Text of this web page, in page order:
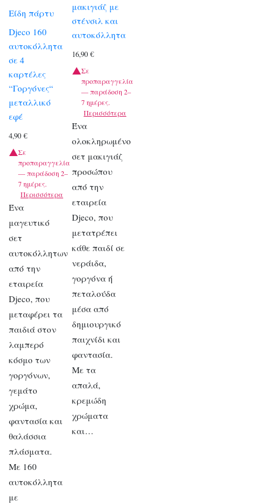
Είδη πάρτυ
Djeco 160
αυτοκόλλητα
σε 4
καρτέλες
“Γοργόνες“
μεταλλικό
εφέ
4,90 €
Σε
προπαραγγελία
— παράδοση 2–
7 ημέρες.
Περισσότερα
Ένα
μαγευτικό
σετ
αυτοκόλλητων
από την
εταιρεία
Djeco, που
μεταφέρει τα
παιδιά στον
λαμπερό
κόσμο των
γοργόνων,
γεμάτο
χρώμα,
φαντασία και
θαλάσσια
πλάσματα.
Με 160
αυτοκόλλητα
με
μακιγιάζ με
στένσιλ και
αυτοκόλλητα
16,90€
Σε
προπαραγγελία
— παράδοση 2–
7 ημέρες.
Περισσότερα
Ένα
ολοκληρωμένο
σετ μακιγιάζ
προσώπου
από την
εταιρεία
Djeco, που
μετατρέπει
κάθε παιδί σε
νεράιδα,
γοργόνα ή
πεταλούδα
μέσα από
δημιουργικό
παιχνίδι και
φαντασία.
Με τα
απαλά,
κρεμώδη
χρώματα
και…